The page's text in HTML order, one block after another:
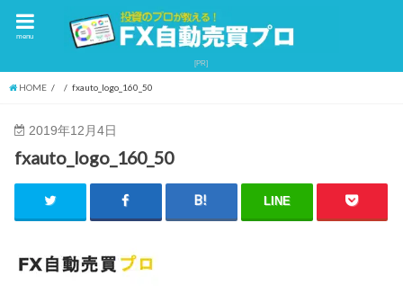
menu
HOME fxauto_logo_160_50
2019年12月4日
fxauto_logo_160_50
LINE